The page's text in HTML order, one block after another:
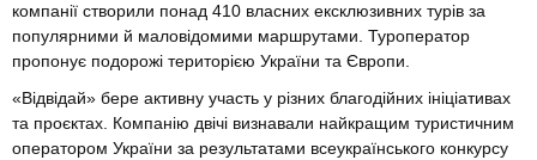
компанії створили понад 410 власних ексклюзивних турів за
популярними й маловідомими маршрутами. Туроператор
пропонує подорожі територією України та Європи.
«Відвідай» бере активну участь у різних благодійних ініціативах
та проєктах. Компанію двічі визнавали найкращим туристичним
оператором України за результатами всеукраїнського конкурсу